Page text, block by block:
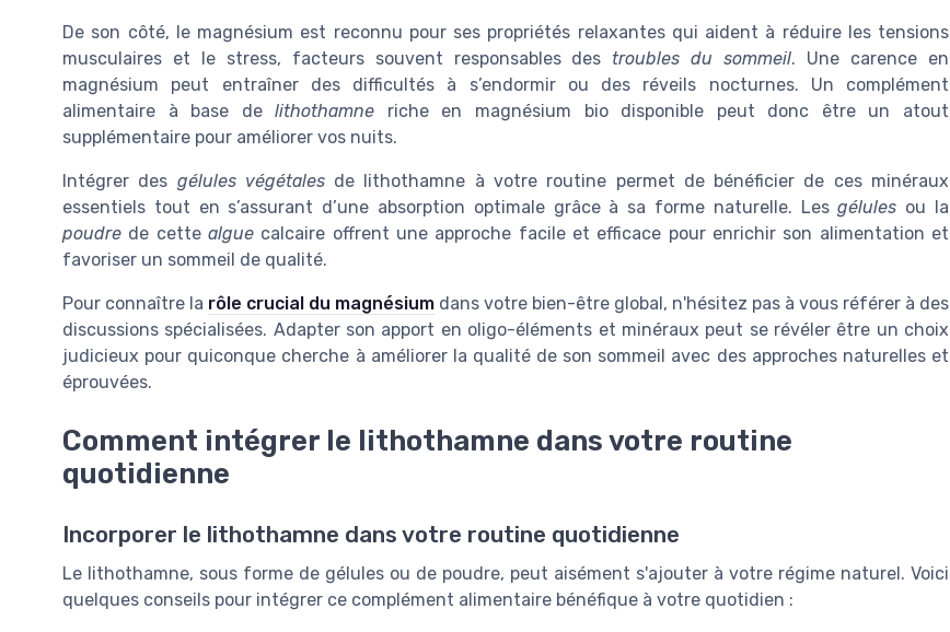
De son côté, le magnésium est reconnu pour ses propriétés relaxantes qui aident à réduire les tensions
musculaires et le stress, facteurs souvent responsables des troubles du sommeil. Une carence en
magnésium peut entraîner des difficultés à s’endormir ou des réveils nocturnes. Un complément
alimentaire à base delithothamne riche en magnésium bio disponible peut donc être un atout
supplémentaire pour améliorer vos nuits.
Intégrer des gélules végétalesde lithothamne à votre routine permet de bénéficier de ces minéraux
essentiels tout en s’assurant d’une absorption optimale grâce à sa forme naturelle. Lesgélules ou la
poudre de cette algue calcaire offrent une approche facile et efficace pour enrichir son alimentation et
favoriser un sommeil de qualité.
Pour connaître la rôle crucial du magnésium dans votre bien-être global, n'hésitez pas à vous référer à des
discussions spécialisées. Adapter son apport en oligo-éléments et minéraux peut se révéler être un choix
judicieux pour quiconque cherche à améliorer la qualité de son sommeil avec des approches naturelles et
éprouvées.
Comment intégrer le lithothamne dans votre routine
quotidienne
Incorporer le lithothamne dans votre routine quotidienne
Le lithothamne, sous forme de gélules ou de poudre, peut aisément s'ajouter à votre régime naturel. Voici
quelques conseils pour intégrer ce complément alimentaire bénéfique à votre quotidien :